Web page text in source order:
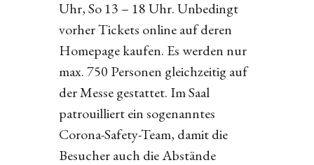
Uhr, So 13 – 18 Uhr. Unbedingt
vorher Tickets online auf deren
Homepage kaufen. Es werden nur
max. 750 Personen gleichzeitig auf
der Messe gestattet. Im Saal
patrouilliert ein sogenanntes
Corona-Safety-Team, damit die
Besucher auch die Abstände